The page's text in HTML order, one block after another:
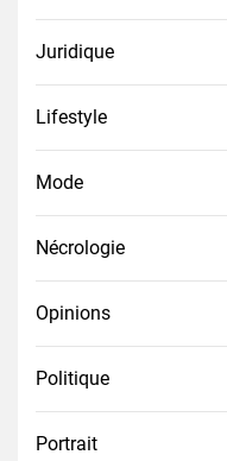
Juridique
Lifestyle
Mode
Nécrologie
Opinions
Politique
Portrait